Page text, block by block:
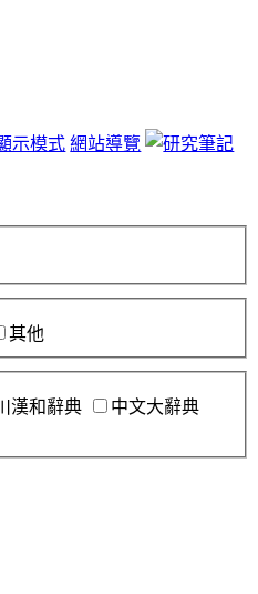
示模式 網站導覽
其他
漢和辭典
中文大辭典